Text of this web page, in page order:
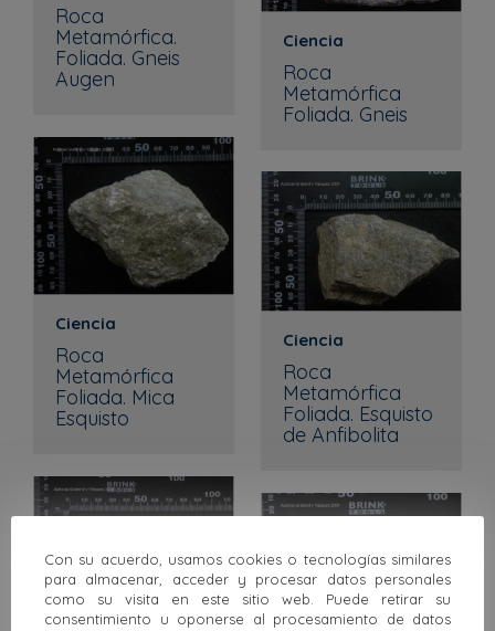
Roca
Metamórfica.
Foliada. Gneis
Augen
Ciencia
Roca
Metamórfica
Foliada. Gneis
Ciencia
Roca
Metamórfica
Foliada. Mica
Esquisto
Ciencia
Roca
Metamórfica
Foliada. Esquisto
de Anfibolita
Con su acuerdo, usamos cookies o tecnologías similares
para almacenar, acceder y procesar datos personales
como su visita en este sitio web. Puede retirar su
consentimiento u oponerse al procesamiento de datos